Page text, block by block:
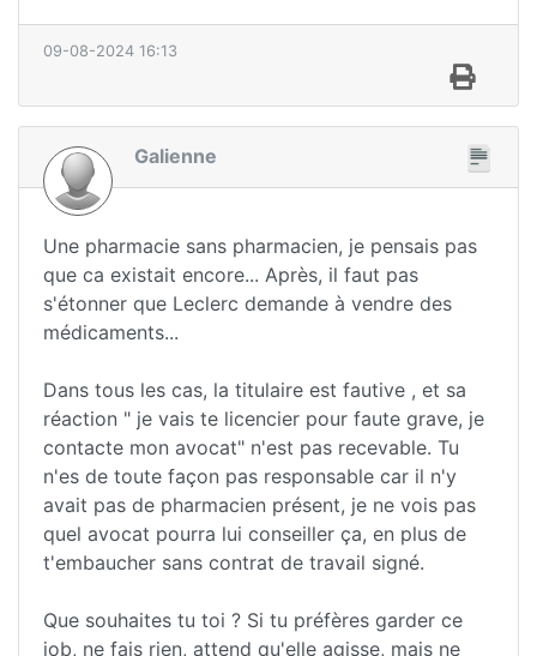
09-08-2024 16:13
Galienne
Une pharmacie sans pharmacien, je pensais pas
que ca existait encore... Après, il faut pas
s'étonner que Leclerc demande à vendre des
médicaments...
Dans tous les cas, la titulaire est fautive , et sa
réaction " je vais te licencier pour faute grave, je
contacte mon avocat" n'est pas recevable. Tu
n'es de toute façon pas responsable car il n'y
avait pas de pharmacien présent, je ne vois pas
quel avocat pourra lui conseiller ça, en plus de
t'embaucher sans contrat de travail signé.
Que souhaites tu toi ? Si tu préfères garder ce
job, ne fais rien, attend qu'elle agisse, mais ne